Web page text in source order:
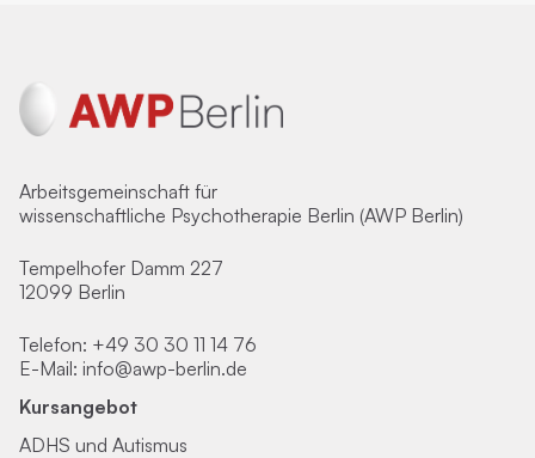
Arbeitsgemeinschaft für
wissenschaftliche Psychotherapie Berlin (AWP Berlin)
Tempelhofer Damm 227
12099 Berlin
Telefon: +49 30 30 11 14 76
E-Mail: info@awp-berlin.de
Kursangebot
ADHS und Autismus